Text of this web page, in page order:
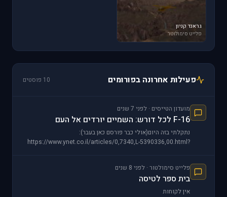
גראנד קניון
פלייט סימולוטר
פעילות אחרונה בפורומים 10 פוסטים
מועדון הטייסים · לפני 7 שנים
F-16 לכל דורש: השמיים יורדים אל העם
נתקלתי בזה היום(אולי כבר פורסם כאן בעבר):
https://www.ynet.co.il/articles/0,7340,L-5390336,00.html?
פלייט סימולטור · לפני 8 שנים
בית ספר לטיסה
אין לקוחות